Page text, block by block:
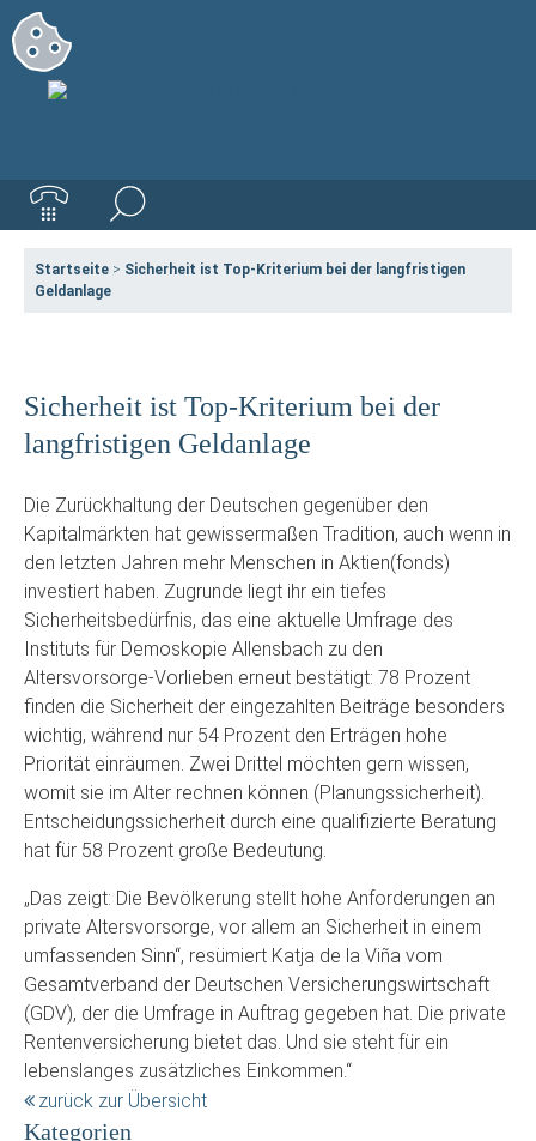
Startseite > Sicherheit ist Top-Kriterium bei der langfristigen
Geldanlage
Sicherheit ist Top-Kriterium bei der
langfristigen Geldanlage
Die Zurückhaltung der Deutschen gegenüber den
Kapitalmärkten hat gewissermaßen Tradition, auch wenn in
den letzten Jahren mehr Menschen in Aktien(fonds)
investiert haben. Zugrunde liegt ihr ein tiefes
Sicherheitsbedürfnis, das eine aktuelle Umfrage des
Instituts für Demoskopie Allensbach zu den
Altersvorsorge-Vorlieben erneut bestätigt: 78 Prozent
finden die Sicherheit der eingezahlten Beiträge besonders
wichtig, während nur 54 Prozent den Erträgen hohe
Priorität einräumen. Zwei Drittel möchten gern wissen,
womit sie im Alter rechnen können (Planungssicherheit).
Entscheidungssicherheit durch eine qualifizierte Beratung
hat für 58 Prozent große Bedeutung.
„Das zeigt: Die Bevölkerung stellt hohe Anforderungen an
private Altersvorsorge, vor allem an Sicherheit in einem
umfassenden Sinn“, resümiert Katja de la Viña vom
Gesamtverband der Deutschen Versicherungswirtschaft
(GDV), der die Umfrage in Auftrag gegeben hat. Die private
Rentenversicherung bietet das. Und sie steht für ein
lebenslanges zusätzliches Einkommen.“
zurück zur Übersicht
Kategorien